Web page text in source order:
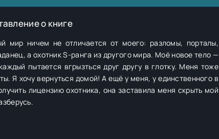
о книге
мир ничем не отличается от моего: разломы, порталы,
а охотник S-ранга из другого мира. Моё новое тело —
пытается вгрызться друг другу в глотку. Меня тоже
Я хочу вернуться домой! А ещё у меня, у единственного в
лицензию охотника, она заставила меня скрыть мой